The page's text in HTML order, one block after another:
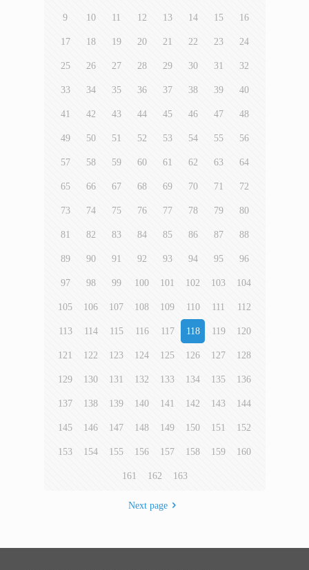
9 10 11 12 13 14 15 16
17 18 19 20 21 22 23 24
25 26 27 28 29 30 31 32
33 34 35 36 37 38 39 40
41 42 43 44 45 46 47 48
49 50 51 52 53 54 55 56
57 58 59 60 61 62 63 64
65 66 67 68 69 70 71 72
73 74 75 76 77 78 79 80
81 82 83 84 85 86 87 88
89 90 91 92 93 94 95 96
97 98 99 100 101 102 103 104
105 106 107 108 109 110 111 112
113 114 115 116 117 118 119 120
121 122 123 124 125 126 127 128
129 130 131 132 133 134 135 136
137 138 139 140 141 142 143 144
145 146 147 148 149 150 151 152
153 154 155 156 157 158 159 160
161 162 163
Next page